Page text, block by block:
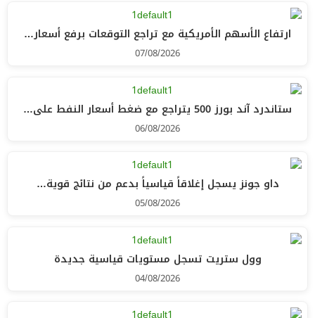
ارتفاع الأسهم الأمريكية مع تراجع التوقعات برفع أسعار…
07/08/2026
ستاندرد آند بورز 500 يتراجع مع ضغط أسعار النفط على…
06/08/2026
داو جونز يسجل إغلاقاً قياسياً بدعم من نتائج قوية…
05/08/2026
وول ستريت تسجل مستويات قياسية جديدة
04/08/2026